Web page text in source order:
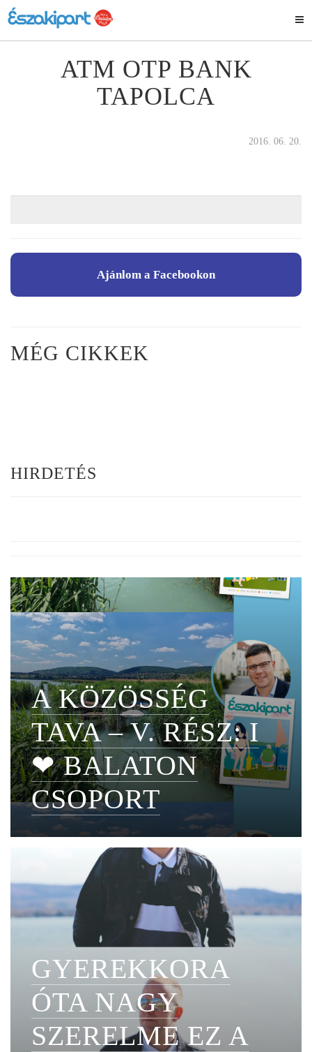
ATM OTP BANK
TAPOLCA
2016. 06. 20.
Ajánlom a Facebookon
MÉG CIKKEK
HIRDETÉS
A KÖZÖSSÉG
TAVA – V. RÉSZ: I
❤ BALATON
CSOPORT
GYEREKKORA
ÓTA NAGY
SZERELME EZ A